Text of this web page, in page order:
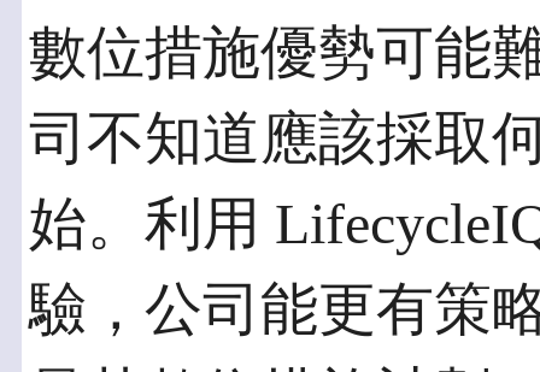
數位措施優勢可能
司不知道應該採取
始。利用
驗，公司能更有策